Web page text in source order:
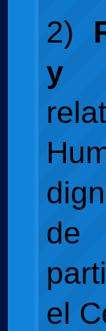
2)
y
de
el